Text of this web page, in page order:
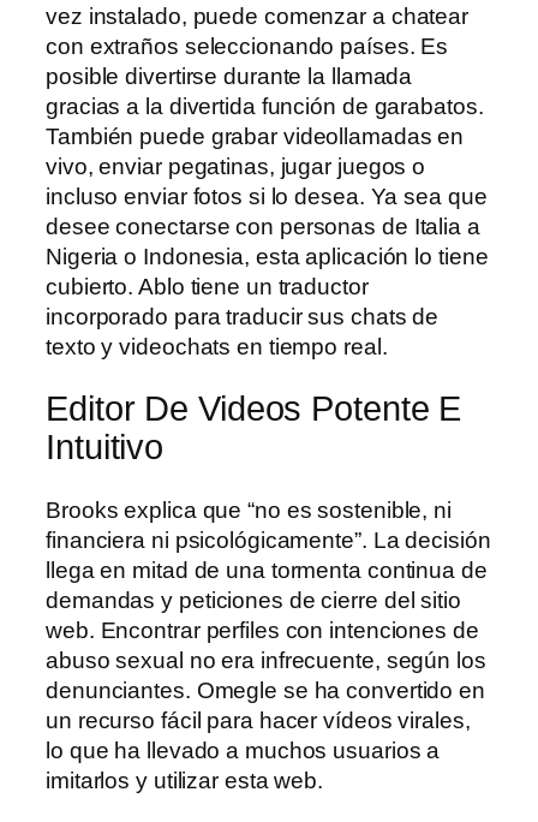
vez instalado, puede comenzar a chatear
con extraños seleccionando países. Es
posible divertirse durante la llamada
gracias a la divertida función de garabatos.
También puede grabar videollamadas en
vivo, enviar pegatinas, jugar juegos o
incluso enviar fotos si lo desea. Ya sea que
desee conectarse con personas de Italia a
Nigeria o Indonesia, esta aplicación lo tiene
cubierto. Ablo tiene un traductor
incorporado para traducir sus chats de
texto y videochats en tiempo real.
Editor De Videos Potente E
Intuitivo
Brooks explica que “no es sostenible, ni
financiera ni psicológicamente”. La decisión
llega en mitad de una tormenta continua de
demandas y peticiones de cierre del sitio
web. Encontrar perfiles con intenciones de
abuso sexual no era infrecuente, según los
denunciantes. Omegle se ha convertido en
un recurso fácil para hacer vídeos virales,
lo que ha llevado a muchos usuarios a
imitarlos y utilizar esta web.